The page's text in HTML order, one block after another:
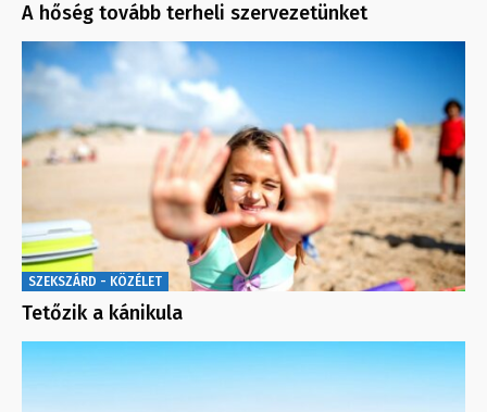
A hőség tovább terheli szervezetünket
SZEKSZÁRD - KÖZÉLET
Tetőzik a kánikula